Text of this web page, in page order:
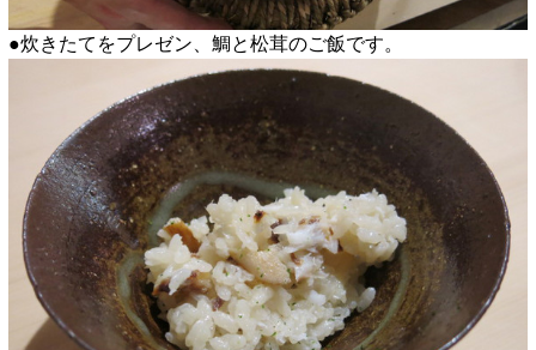
●炊きたてをプレゼン、鯛と松茸のご飯です。